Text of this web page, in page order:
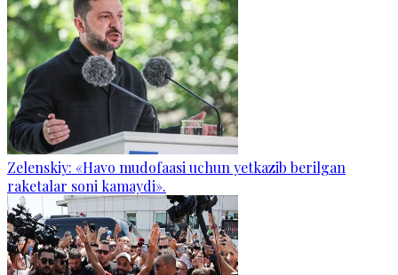
Zelenskiy: «Havo mudofaasi uchun yetkazib berilgan
raketalar soni kamaydi».